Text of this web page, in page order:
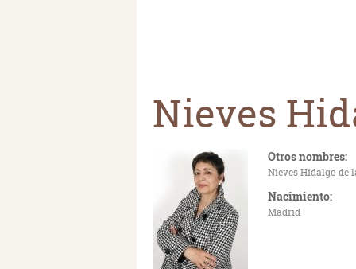
Nieves
Otros nombres:
Nieves Hidalgo de
Nacimiento:
Madrid